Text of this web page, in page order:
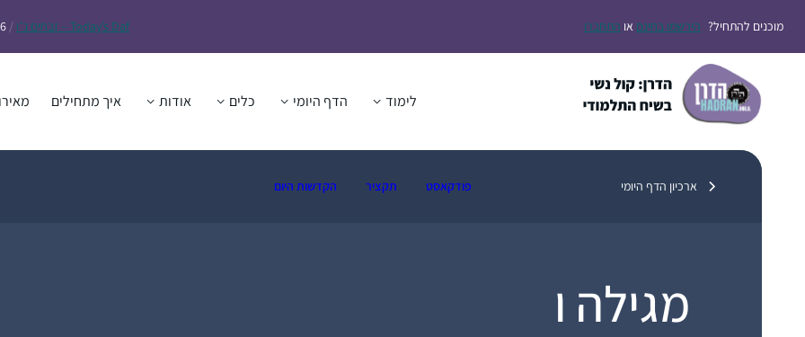
לתוכןמוכנים להתחיל? הירשמו בחינם או התחברו Today’s Daf – זבחים נ״ו /
לימוד הדף היומי כלים אודות איך מתחילים
ארכיון הדף היומי פודקאסט תקציר הקדשות היום
מגילה ו